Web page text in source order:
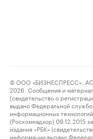
© ООО «БИЗНЕСПРЕСС»,
2026. Сообщения и
(свидетельство о
выдано Федеральной
информационных
(Роскомнадзор) 09.12.2015
издания «РБК»
информации выдано